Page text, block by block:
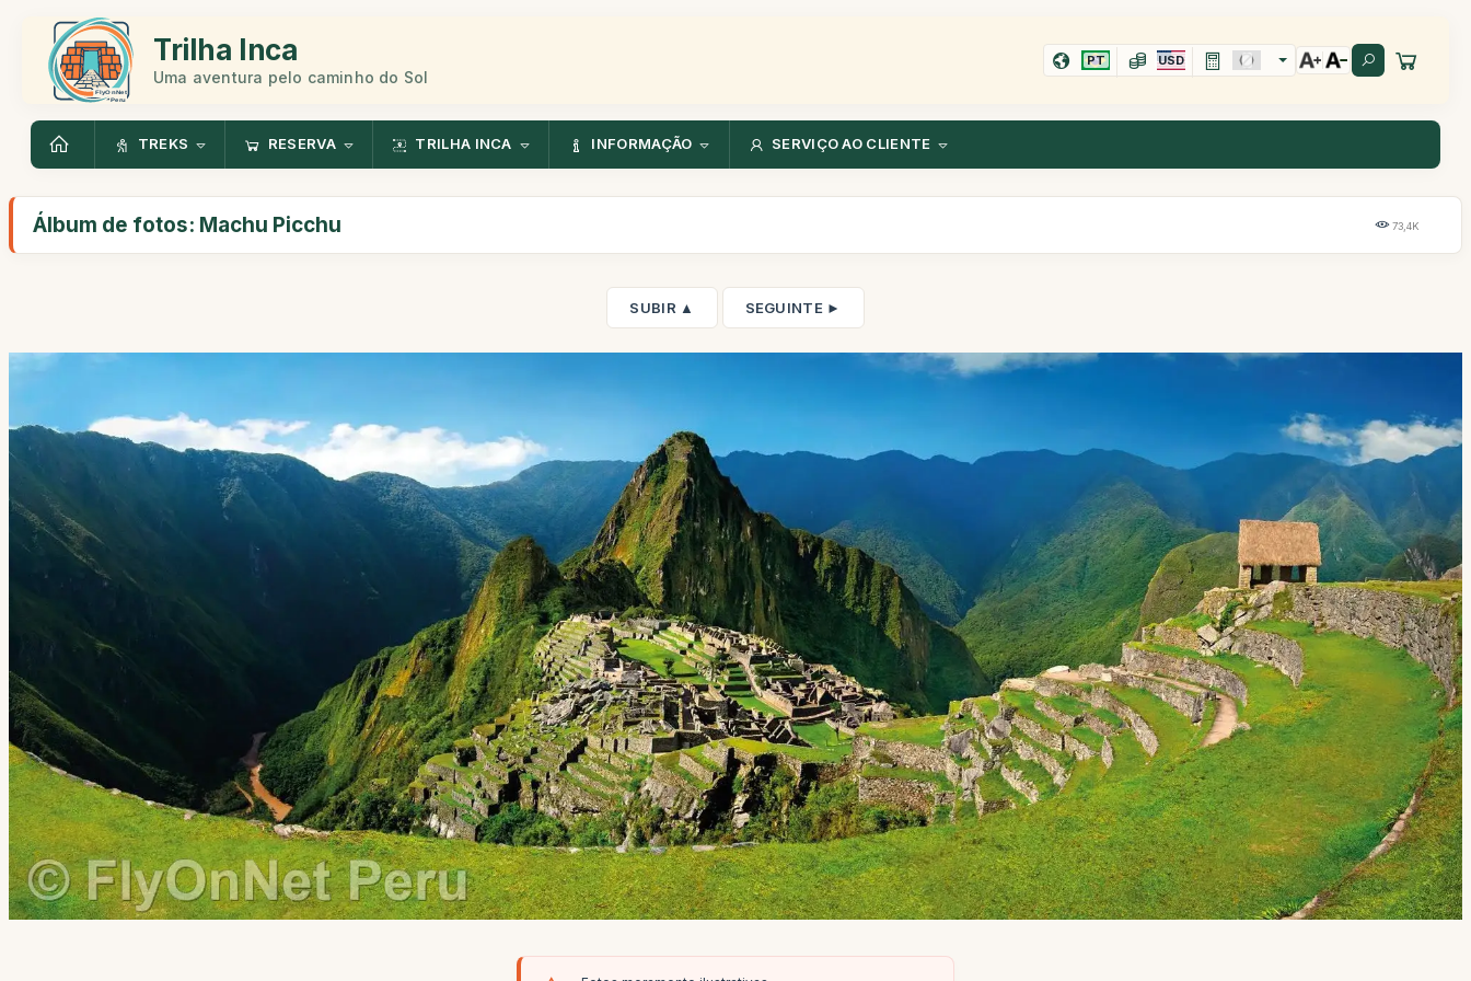
Trilha Inca
Uma aventura pelo caminho do Sol
PT USD
TREKS RESERVA TRILHA INCA INFORMAÇÃO SERVIÇO AO CLIENTE
Álbum de fotos: Machu Picchu 73,4K
SUBIR ▲ SEGUINTE ►